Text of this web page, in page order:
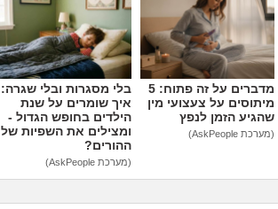
מדברים על זה פתוח: 5
מיתוסים על צעצועי מין
שהגיע הזמן לנפץ
(מערכת AskPeople)
בלי מסגרות ובלי שגרה:
איך שומרים על שנת
הילדים בחופש הגדול -
ומצילים את השפיות של
ההורים?
(מערכת AskPeople)